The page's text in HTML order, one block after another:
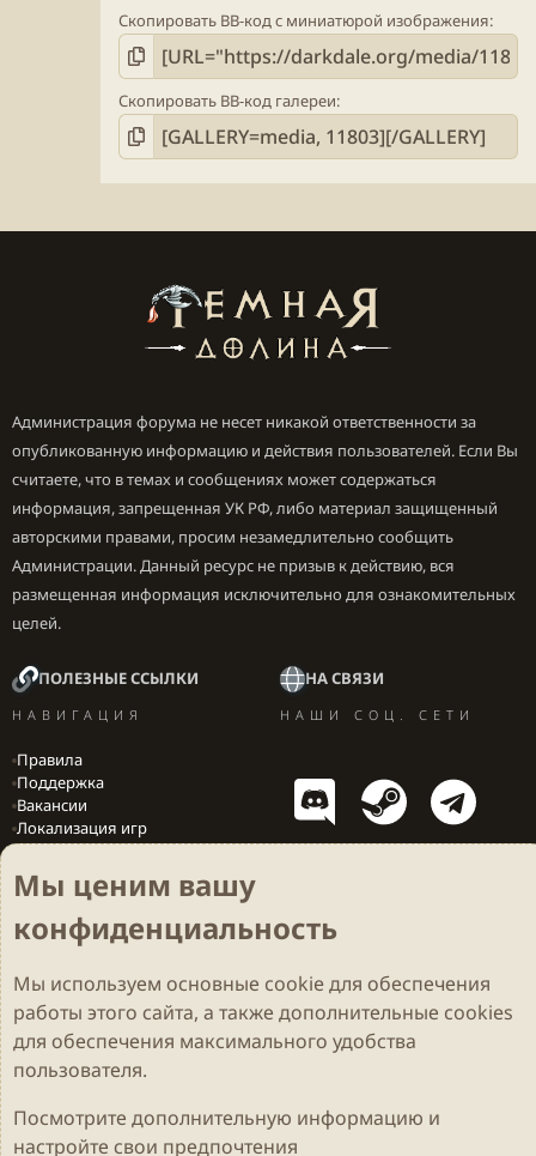
Скопировать BB-код с миниатюрой изображения
Скопировать BB-код галереи
Администрация форума не несет никакой ответственности за
опубликованную информацию и действия пользователей. Если Вы
считаете, что в темах и сообщениях может содержаться
информация, запрещенная УК РФ, либо материал защищенный
авторскими правами, просим незамедлительно сообщить
Администрации. Данный ресурс не призыв к действию, вся
размещенная информация исключительно для ознакомительных
целей.
ПОЛЕЗНЫЕ ССЫЛКИ
НАВИГАЦИЯ
Правила
Поддержка
Вакансии
Локализация игр
НА СВЯЗИ
НАШИ СОЦ. СЕТИ
Cookies Darkdale - Основа [v.2.3.2 rc1] 🔥
Политика конфиденциальности
Помощь
R
S
Parts of this site developed by Details)
Theming with
Мы ценим вашу
конфиденциальность
Мы используем основные cookieдля обеспечения
работы этого сайта, а также дополнительные cookies
для обеспечения максимального удобства
пользователя.
Посмотрите дополнительную информацию и
настройте свои предпочтения